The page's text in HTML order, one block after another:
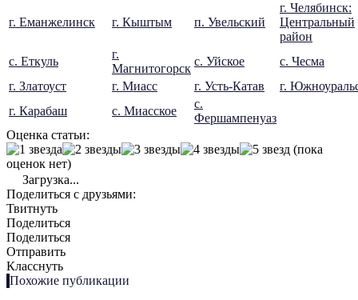
г. Еманжелинск г. Кыштым п. Увельский
г. Челябинск:
Центральный
район
с. Еткуль
г.
Магнитогорск
с. Уйское
с. Чесма
г. Златоуст
г. Миасс г. Усть-Катав
г.
г. Карабаш
с. Миасское
с.
Фершампенуаз
Оценка статьи:
(пока
оценок нет)
Загрузка...
Поделиться с друзьями:
Твитнуть
Поделиться
Поделиться
Отправить
Класснуть
Похожие публикации